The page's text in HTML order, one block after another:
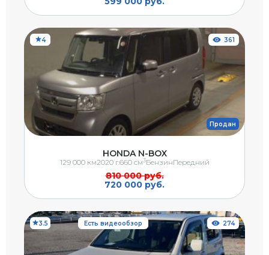
4
Продан
361
HONDA N-BOX
810 000 руб.
720 000 руб.
129 000 км2020 г.660 см3БензинПередний
3.5 Есть видеообзор 274